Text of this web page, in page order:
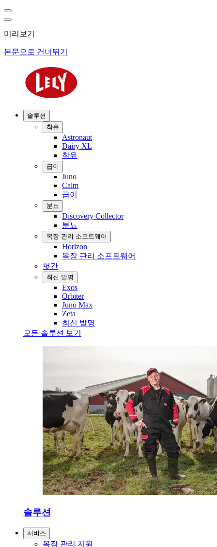
미리보기
본문으로 건너뛰기
솔루션
착유
Astronaut
Dairy XL
착유
급이
Juno
Calm
급이
분뇨
Discovery Collector
분뇨
목장 관리 소프트웨어
Horizon
목장 관리 소프트웨어
헛간
최신 발명
Exos
Orbiter
Juno Max
Zeta
최신 발명
모든 솔루션 보기
솔루션
서비스
목장 관리 지원